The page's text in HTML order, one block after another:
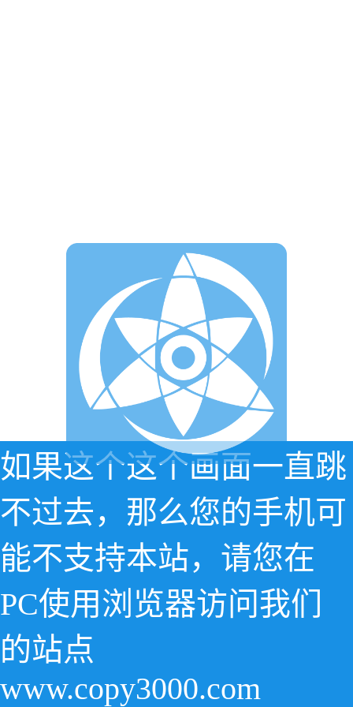
如果这个这个画面一直跳
不过去，那么您的手机可
能不支持本站，请您在
PC使用浏览器访问我们
的站点
www.copy3000.com